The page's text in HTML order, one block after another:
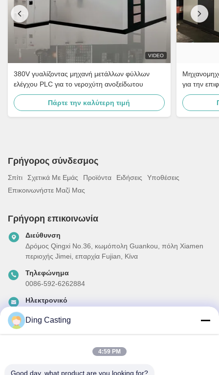
VIDEO
380V γυαλίζοντας μηχανή μετάλλων φύλλων
ελέγχου PLC για το νεροχύτη ανοξείδωτου
Πάρτε την καλύτερη τιμή
για την
Γρήγορος σύνδεσμος
Σπίτι Σχετικά Με Εμάς Προϊόντα Ειδήσεις
Υποθέσεις
Επικοινωνήστε Μαζί Μας
Γρήγορη επικοινωνία
Διεύθυνση
Δρόμος Qingxi No.36, κωμόπολη Guankou, πόλη Xiamen
περιοχής Jimei, επαρχία Fujian, Κίνα
Τηλεφώνημα
0086-592-6262884
Ηλεκτρονικό
Συνδρομηθείτε στο ενημερωτικό μας δελτίο για εκπτώσεις και
Ding Casting
4:59 PM
Good day, what product are you looking for?